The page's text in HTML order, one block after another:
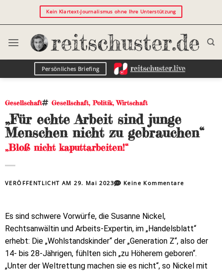
Kein Klartext-Journalismus ohne Ihre Unterstützung
Persönliches Briefing
Gesellschaft Gesellschaft,Politik,Wirtschaft
„Für echte Arbeit sind junge
Menschen nicht zu gebrauchen“
„Bloß nicht kaputtarbeiten!“
VERÖFFENTLICHT AM29. Mai 2023 Keine Kommentare
Es sind schwere Vorwürfe, die Susanne Nickel,
Rechtsanwältin und Arbeits-Expertin, im „Handelsblatt“
erhebt: Die „Wohlstandskinder“ der „Generation Z“, also der
14- bis 28-Jährigen, fühlten sich „zu Höherem geboren“.
„Unter der Weltrettung machen sie es nicht“, so Nickel mit